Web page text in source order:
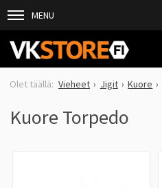
MENU
Vieheet Jigit Kuore
Kuore Torpedo